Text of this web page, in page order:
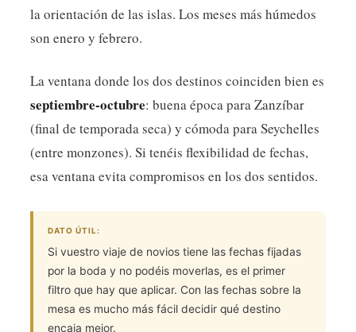
la orientación de las islas. Los meses más húmedos
son enero y febrero.
La ventana donde los dos destinos coinciden bien es
septiembre-octubre: buena época para Zanzíbar
(final de temporada seca) y cómoda para Seychelles
(entre monzones). Si tenéis flexibilidad de fechas,
esa ventana evita compromisos en los dos sentidos.
DATO ÚTIL:
Si vuestro viaje de novios tiene las fechas fijadas
por la boda y no podéis moverlas, es el primer
filtro que hay que aplicar. Con las fechas sobre la
mesa es mucho más fácil decidir qué destino
encaja mejor.